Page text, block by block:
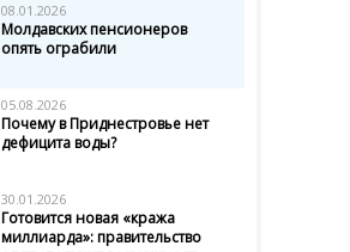
08.01.2026
Молдавских пенсионеров
опять ограбили
05.08.2026
Почему в Приднестровье нет
дефицита воды?
30.01.2026
Готовится новая «кража
миллиарда»: правительство